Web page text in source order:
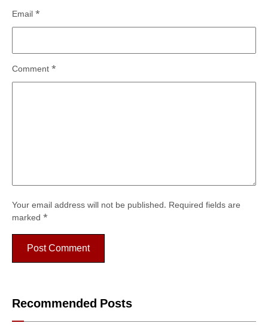
Your email address will not be published. Required fields are
marked *
Comment *
Email *
Recommended Posts